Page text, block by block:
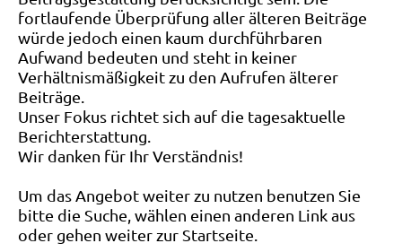
fortlaufende Überprüfung aller älteren Beiträge
würde jedoch einen kaum durchführbaren
Aufwand bedeuten und steht in keiner
Verhältnismäßigkeit zu den Aufrufen älterer
Beiträge.
Unser Fokus richtet sich auf die tagesaktuelle
Berichterstattung.
Wir danken für Ihr Verständnis!
Um das Angebot weiter zu nutzen benutzen Sie
bitte die Suche, wählen einen anderen Link aus
oder gehen weiter zur Startseite.